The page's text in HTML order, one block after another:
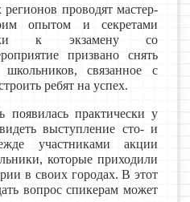
проводят мастер-
опытом и секретами
к экзамену со
призвано снять
связанное с
ребят на успех.
появилась практически у
выступление сто- и
участниками акции
которые приходили
в своих городах. В этот
вопрос спикерам может